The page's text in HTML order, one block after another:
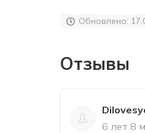
Обновлено:
Отзывы
6 лет 8